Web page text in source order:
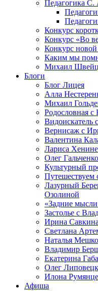
Педагогика С.
Конкурс
Конкурс «Во
Конкурс
Каким мы
Михаил
Блоги
Блог Лицея
Алла
Михаил
Родословная
Вернисаж с
Валентина
Лариса
Олег Гальченко
Культурный
Путешествуем
Лазурный
Озолиной
«Задние
Застолье с
Ирина
Светлана
Наталья
Владимир
Екатерина
Олег
Илона
Афиша